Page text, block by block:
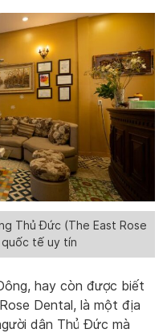
Thủ Đức (The East Rose
quốc tế uy tín
hay còn được biết
Dental, là một địa
dân Thủ Đức mà